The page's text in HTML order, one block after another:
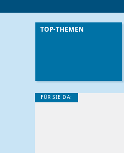
TOP-THEMEN
FÜR SIE DA: